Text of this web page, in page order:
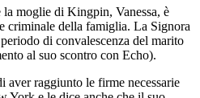
moglie di Kingpin, Vanessa, è
criminale della famiglia. La Signora
di convalescenza del marito
al suo scontro con Echo).
aver raggiunto le firme necessarie